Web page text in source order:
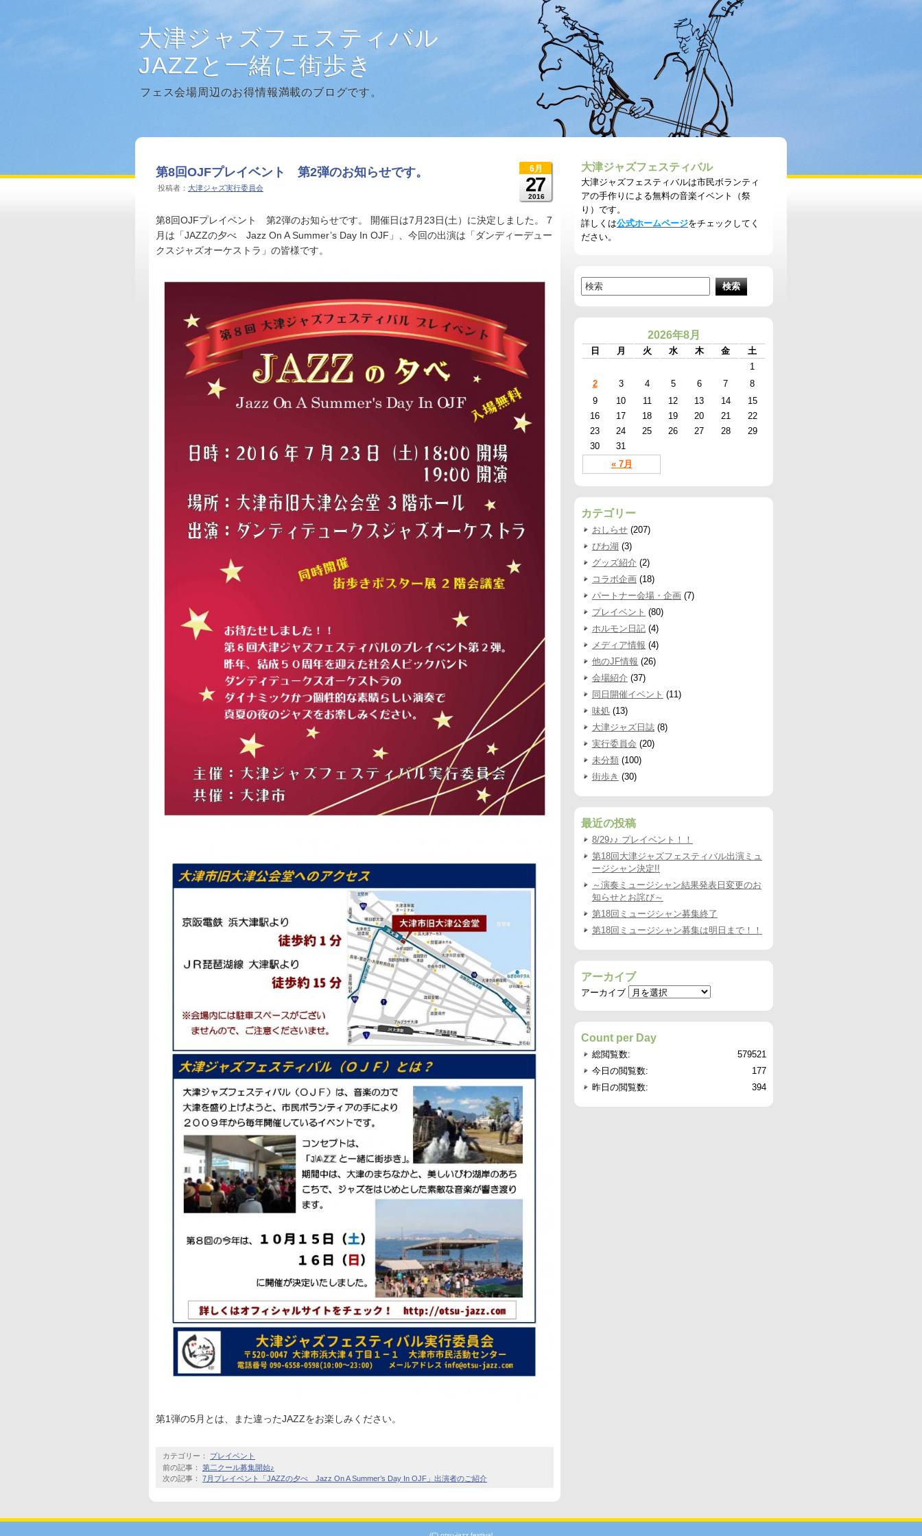
大津ジャズフェスティバル
JAZZと一緒に街歩き
フェス会場周辺のお得情報満載のブログです。
6月
27
2016
第8回OJFプレイベント 第2弾のお知らせです。
投稿者： 大津ジャズ実行委員会
第8回OJFプレイベント 第2弾のお知らせです。 開催日は7月23日(土）に決定しました。 7
月は「JAZZの夕べ Jazz On A Summer’s Day In OJF」、今回の出演は「ダンディーデュー
クスジャズオーケストラ」の皆様です。
第1弾の5月とは、また違ったJAZZをお楽しみください。
カテゴリー： プレイベント
前の記事： 第二クール募集開始♪
次の記事： 7月プレイベント「JAZZの夕べ Jazz On A Summer’s Day In OJF」出演者のご紹介
大津ジャズフェスティバル
大津ジャズフェスティバルは市民ボランティ
アの手作りによる無料の音楽イベント（祭
り）です。
詳しくは公式ホームページをチェックしてく
ださい。
2026年8月
日 月 火 水 木 金 土
« 7月
1
2
3 4 5 6 7
8
9
10 11 12 13 14
15
16
17 18 19 20 21
22
23
24 25 26 27 28
29
30
31
カテゴリー
おしらせ (207)
びわ湖 (3)
グッズ紹介 (2)
コラボ企画 (18)
パートナー会場・企画 (7)
プレイベント (80)
ホルモン日記 (4)
メディア情報 (4)
他のJF情報 (26)
会場紹介 (37)
同日開催イベント (11)
味処 (13)
大津ジャズ日誌 (8)
実行委員会 (20)
未分類 (100)
街歩き (30)
最近の投稿
8/29♪♪ プレイベント！！
第18回大津ジャズフェスティバル出演ミュ
ージシャン決定!!
～演奏ミュージシャン結果発表日変更のお
知らせとお詫び～
第18回ミュージシャン募集終了
第18回ミュージシャン募集は明日まで！！
アーカイブ
アーカイブ
Count per Day
579521
総閲覧数:
177
今日の閲覧数:
394
昨日の閲覧数: